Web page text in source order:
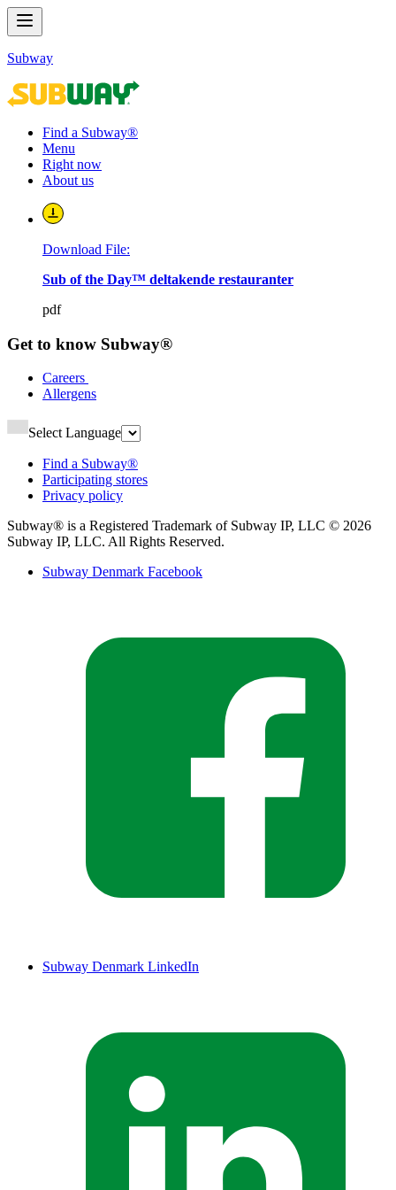
Subway
Find a Subway®
Menu
Right now
About us
Download File:
Sub of the Day™ deltakende restauranter​​​​‌ ‍ ​‍​‍‌‍ ‌ ​‍‌‍‍‌‌‍‌ ‌‍‍‌‌‍ ‍​‍​‍​ ‍‍​‍​‍‌ ​ ‌‍​‌‌‍ ‍‌‍‍‌‌ ‌​‌ ‍‌​‍ ‍‌‍‍‌‌‍ ​‍​‍​‍ ​​‍​‍‌‍‍​‌ ​‍‌‍‌‌‌‍‌‍​‍​‍​ ‍‍​‍​‍‌‍‍​‌ ‌​‌ ‌​‌ ​​‌ ​ ​ ‍‍​‍ ​‍ ‌‍ ‍‌‍ ‌ ​‍‌‍‌​‌‍‍‌‌‍​ ​‍ ‌‌‍​‍‌‍‍‌‌ ‌​‌‍‌‌‌ ​ ​‍ ‌‌‍‌ ‌ ​‍‌‍ ‌ ‌‌‌ ​​​‍ ‌‌ ​ ‌ ‌​‌ ‌‌‌‍‌​‌‍‍‌‌‍ ​‍ ‍‌ ‌‍‌‍‌‌‌ ​‍‌‍​ ‌‍‌‌‌‍ ​​‍ ‍‌‍​‌‌ ​​‌ ​​​‍ ‌‍‍‌‌‍ ‍‌ ‌​‌‍‌‌‌‍ ‍‌ ‌​​‍ ‌‍‌‌‌‍‌​‌‍‍‌‌ ‌​​‍ ‌‍ ‌‌‍ ‌‍‌​‌‍‌‌​ ‌‌ ​​‌ ​‍‌‍‌‌‌ ​ ‌‍‌‌‌‍ ‍‌ ‌​‌‍​‌‌ ‌​‌‍‍‌‌‍ ‌‍ ‍​ ‍ ‌‍‍‌‌‍‌​​ ‌‌‍‌‍‌‍‌​​ ​‍‌‍‌​‌‍‌​‌‍‌‍‌‍‌‍​ ‍​​‍ ‌‌‍​ ‌‍​‍​ ‌‍​ ‌‍​‍ ‌​ ‌​​ ‍​‌‍‌‌​ ​ ​‍ ‌​ ‍‌​ ‍‌​ ‌​​ ​‌​‍ ‌‌‍​‍​ ‌‍​ ​​​ ‍​​ ​ ​ ‌ ‌‍‌​​ ‍​​ ‍​‌‍​‌‌‍‌​‌‍​ ​ ‍ ‌ ‌​‌ ‍‌‌ ​​‌‍‌‌​ ‌‌‍‌​‌‍ ‌ ‌ ‌‍ ‍‌‍ ​‌‍ ‌‍​‌‌‍‌​‌‍​‌‌‍​‍‌‍ ​‌‍‌‌‌​​‌‌ ​ ‌ ​ ‌‍‌‌‌ ‌​​ ‍ ‌ ​​‌‍​‌‌ ‌​‌‍‍​​ ‌‌‍ ​‌‍​‌‌‍​‍‌‍‌‌‌‍ ​​ ‌‍​‍‌‍​‌‌ ​ ‌‍‌‌‌‌‌‌‌ ​‍‌‍ ​​ ‌‌‍‍​‌ ‌​‌ ‌​‌ ​​‌ ​ ​‍‌‌​ ​ ‌​​‌​‍‌‌​ ​‍‌​‌‍​‍‌‌​ ​‍‌​‌‍‌‍ ‍‌‍ ‌ ​‍‌‍‌​‌‍‍‌‌‍​ ​‍ ‌‌‍​‍‌‍‍‌‌ ‌​‌‍‌‌‌ ​ ​‍ ‌‌‍‌ ‌ ​‍‌‍ ‌ ‌‌‌ ​​​‍ ‌‌ ​ ‌ ‌​‌ ‌‌‌‍‌​‌‍‍‌‌‍ ​‍ ‍‌ ‌‍‌‍‌‌‌ ​‍‌‍​ ‌‍‌‌‌‍ ​​‍ ‍‌‍​‌‌ ​​‌ ​​​‍‌‍‌‍‍‌‌‍‌​​ ‌‌‍‌‍‌‍‌​​ ​‍‌‍‌​‌‍‌​‌‍‌‍‌‍‌‍​ ‍​​‍ ‌‌‍​ ‌‍​‍​ ‌‍​ ‌‍​‍ ‌​ ‌​​ ‍​‌‍‌‌​ ​ ​‍ ‌​ ‍‌​ ‍‌​ ‌​​ ​‌​‍ ‌‌‍​‍​ ‌‍​ ​​​ ‍​​ ​ ​ ‌ ‌‍‌​​ ‍​​ ‍​‌‍​‌‌‍‌​‌‍​ ​‍‌‍‌ ‌​‌ ‍‌‌ ​​‌‍‌‌​ ‌‌‍‌​‌‍ ‌ ‌ ‌‍ ‍‌‍ ​‌‍ ‌‍​‌‌‍‌​‌‍​‌‌‍​‍‌‍ ​‌‍‌‌‌​​‌‌ ​ ‌ ​ ‌‍‌‌‌ ‌​​‍‌‍‌ ​​‌‍​‌‌ ‌​‌‍‍​​ ‌‌‍ ​‌‍​‌‌‍​‍‌‍‌‌‌‍ ​​‍‌‍‌ ​​‌‍‌‌‌ ​‍‌ ​ ‌ ​​‌‍‌‌‌‍​ ‌ ‌​‌‍‍‌‌ ‌‍‌‍‌‌​ ‌‌ ​​‌ ‌‌‌‍​‍‌‍ ​‌‍‍‌‌ ​ ‌‍‍​‌‍‌‌‌‍‌​​‍​‍‌ ‌
pdf
Get to know Subway®​​​​‌ ‍ ​‍​‍‌‍ ‌ ​‍‌‍‍‌‌‍‌ ‌‍‍‌‌‍ ‍​‍​‍​ ‍‍​‍​‍‌ ​ ‌‍​‌‌‍ ‍‌‍‍‌‌ ‌​‌ ‍‌​‍ ‍‌‍‍‌‌‍ ​‍​‍​‍ ​​‍​‍‌‍‍​‌ ​‍‌‍‌‌‌‍‌‍​‍​‍​ ‍‍​‍​‍‌‍‍​‌ ‌​‌ ‌​‌ ​​‌ ​ ​ ‍‍​‍ ​‍ ‌‍ ‍‌‍ ‌ ​‍‌‍‌​‌‍‍‌‌‍​ ​‍ ‌‌‍​‍‌‍‍‌‌ ‌​‌‍‌‌‌ ​ ​‍ ‌‌‍‌ ‌ ​‍‌‍ ‌ ‌‌‌ ​​​‍ ‌‌ ​ ‌ ‌​‌ ‌‌‌‍‌​‌‍‍‌‌‍ ​‍ ‍‌ ‌‍‌‍‌‌‌ ​‍‌‍​ ‌‍‌‌‌‍ ​​‍ ‍‌‍​‌‌ ​​‌ ​​​‍ ‌‍‍‌‌‍ ‍‌ ‌​‌‍‌‌‌‍ ‍‌ ‌​​‍ ‌‍‌‌‌‍‌​‌‍‍‌‌ ‌​​‍ ‌‍ ‌‌‍ ‌‍‌​‌‍‌‌​ ‌‌ ​​‌ ​‍‌‍‌‌‌ ​ ‌‍‌‌‌‍ ‍‌ ‌​‌‍​‌‌ ‌​‌‍‍‌‌‍ ‌‍ ‍​ ‍ ‌‍‍‌‌‍‌​​ ‌​ ‌‌‌‍‌‍​ ‌‌‌‍‌‍​ ​‍​ ​ ‌‍​ ​ ​‌​‍ ‌​ ​‍‌‍​ ​ ‌​​ ​​​‍ ‌​ ‌​​ ‌‌‌‍‌​​ ‍​​‍ ‌‌‍​‌‌‍​‌​ ‍​‌‍​‍​‍ ‌​ ‌‍‌‍​‌​ ‍‌‌‍​‌​ ‍​​ ‍‌‌‍‌‍​ ‌​‌‍​‌​ ‌‌​ ​‍‌‍‌‍​ ‍ ‌ ‌​‌ ‍‌‌ ​​‌‍‌‌​ ‌‌ ‌ ‌‍‌‌‌‍​‍‌ ​ ‌‍‍‌‌ ‌​‌‍‌‌‌​‌‍‌‍ ‌‍ ‌ ‌​‌‍‌‌‌ ​‍​ ‍ ‌ ​​‌‍​‌‌ ‌​‌‍‍​​ ‌‌ ‌​‌‍‍‌‌ ‌​‌‍ ​‌‍‌‌​‍‌‌​ ‌‌‌​​‍‌‌ ‌‍‍ ‌‍‌‌‌ ‍‌​‍‌‌​ ​ ‌​‌​​‍‌‌​ ​ ‌​‌​​‍‌‌​ ​‍​ ​‍‌‍‌‌‌‍ ‍​‍‌‌​ ​‍​ ​‍​‍‌‌​ ‌‌‌​‌​​‍ ‍‌ ‌‍‌‍​‌‌‍ ​‌ ‌‌‌‍‌‌​ ‌‍​‍‌‍​‌‌ ​ ‌‍‌‌‌‌‌‌‌ ​‍‌‍ ​​ ‌‌‍‍​‌ ‌​‌ ‌​‌ ​​‌ ​ ​‍‌‌​ ​ ‌​​‌​‍‌‌​ ​‍‌​‌‍​‍‌‌​ ​‍‌​‌‍‌‍ ‍‌‍ ‌ ​‍‌‍‌​‌‍‍‌‌‍​ ​‍ ‌‌‍​‍‌‍‍‌‌ ‌​‌‍‌‌‌ ​ ​‍ ‌‌‍‌ ‌ ​‍‌‍ ‌ ‌‌‌ ​​​‍ ‌‌ ​ ‌ ‌​‌ ‌‌‌‍‌​‌‍‍‌‌‍ ​‍ ‍‌ ‌‍‌‍‌‌‌ ​‍‌‍​ ‌‍‌‌‌‍ ​​‍ ‍‌‍​‌‌ ​​‌ ​​​‍‌‍‌‍‍‌‌‍‌​​ ‌​ ‌‌‌‍‌‍​ ‌‌‌‍‌‍​ ​‍​ ​ ‌‍​ ​ ​‌​‍ ‌​ ​‍‌‍​ ​ ‌​​ ​​​‍ ‌​ ‌​​ ‌‌‌‍‌​​ ‍​​‍ ‌‌‍​‌‌‍​‌​ ‍​‌‍​‍​‍ ‌​ ‌‍‌‍​‌​ ‍‌‌‍​‌​ ‍​​ ‍‌‌‍‌‍​ ‌​‌‍​‌​ ‌‌​ ​‍‌‍‌‍​‍‌‍‌ ‌​‌ ‍‌‌ ​​‌‍‌‌​ ‌‌ ‌ ‌‍‌‌‌‍​‍‌ ​ ‌‍‍‌‌ ‌​‌‍‌‌‌​‌‍‌‍ ‌‍ ‌ ‌​‌‍‌‌‌ ​‍​‍‌‍‌ ​​‌‍​‌‌ ‌​‌‍‍​​ ‌‌ ‌​‌‍‍‌‌ ‌​‌‍ ​‌‍‌‌​‍‌‌​ ‌‌‌​​‍‌‌ ‌‍‍ ‌‍‌‌‌ ‍‌​‍‌‌​ ​ ‌​‌​​‍‌‌​ ​ ‌​‌​​‍‌‌​ ​‍​ ​‍‌‍‌‌‌‍ ‍​‍‌‌​ ​‍​ ​‍​‍‌‌​ ‌‌‌​‌​​‍ ‍‌ ‌‍‌‍​‌‌‍ ​‌ ‌‌‌‍‌‌​‍‌‍‌ ​​‌‍‌‌‌ ​‍‌ ​ ‌ ​​‌‍‌‌‌‍​ ‌ ‌​‌‍‍‌‌ ‌‍‌‍‌‌​ ‌‌ ​​‌ ‌‌‌‍​‍‌‍ ​‌‍‍‌‌ ​ ‌‍‍​‌‍‌‌‌‍‌​​‍​‍‌ ‌
Careers ​​​​‌ ‍ ​‍​‍‌‍ ‌ ​‍‌‍‍‌‌‍‌ ‌‍‍‌‌‍ ‍​‍​‍​ ‍‍​‍​‍‌ ​ ‌‍​‌‌‍ ‍‌‍‍‌‌ ‌​‌ ‍‌​‍ ‍‌‍‍‌‌‍ ​‍​‍​‍ ​​‍​‍‌‍‍​‌ ​‍‌‍‌‌‌‍‌‍​‍​‍​ ‍‍​‍​‍‌‍‍​‌ ‌​‌ ‌​‌ ​​‌ ​ ​ ‍‍​‍ ​‍ ‌‍ ‍‌‍ ‌ ​‍‌‍‌​‌‍‍‌‌‍​ ​‍ ‌‌‍​‍‌‍‍‌‌ ‌​‌‍‌‌‌ ​ ​‍ ‌‌‍‌ ‌ ​‍‌‍ ‌ ‌‌‌ ​​​‍ ‌‌ ​ ‌ ‌​‌ ‌‌‌‍‌​‌‍‍‌‌‍ ​‍ ‍‌ ‌‍‌‍‌‌‌ ​‍‌‍​ ‌‍‌‌‌‍ ​​‍ ‍‌‍​‌‌ ​​‌ ​​​‍ ‌‍‍‌‌‍ ‍‌ ‌​‌‍‌‌‌‍ ‍‌ ‌​​‍ ‌‍‌‌‌‍‌​‌‍‍‌‌ ‌​​‍ ‌‍ ‌‌‍ ‌‍‌​‌‍‌‌​ ‌‌ ​​‌ ​‍‌‍‌‌‌ ​ ‌‍‌‌‌‍ ‍‌ ‌​‌‍​‌‌ ‌​‌‍‍‌‌‍ ‌‍ ‍​ ‍ ‌‍‍‌‌‍‌​​ ‌‌‍‌​​ ‍​​ ​​‌‍‌​​ ​‌‌‍‌‍‌‍​‌​ ‌ ​‍ ‌‌‍​‌​ ​‍​ ‍​​ ‍‌​‍ ‌​ ‌​‌‍‌‌​ ​ ​ ​‌​‍ ‌‌‍​‍​ ​‌‌‍‌​​ ‌‍​‍ ‌​ ‌‍​ ‌​​ ‌‍​ ​‍​ ‌‍​ ‌‌​ ‍​​ ‌ ​ ‌‌​ ​‍​ ‌‍​ ‌‌​ ‍ ‌ ‌​‌ ‍‌‌ ​​‌‍‌‌​ ‌‌ ‌ ‌‍‌‌‌‍​‍‌ ​ ‌‍‍‌‌ ‌​‌‍‌‌‌​ ‍‌‍​‌‌ ‌‍‌‍‍‌‌‍‌ ‌‍​‌‌ ‌​‌‍‍‌‌‍ ‌‍ ‍‌​‍‌‌ ‌​‌‍‌‌‌‍ ‌​ ‍ ‌ ​​‌‍​‌‌ ‌​‌‍‍​​ ‌‌‍ ​‌‍​‌‌‍​‍‌‍‌‌‌‍ ​​‍‌‌​ ‌‌‌​​‍‌‌ ‌‍‍ ‌‍‌‌‌ ‍‌​‍‌‌​ ​ ‌​‌​​‍‌‌​ ​ ‌​‌​​‍‌‌​ ​‍​ ​‍‌‍‌‌‌‍ ‍​‍‌‌​ ​‍​ ​‍​‍‌‌​ ‌‌‌​‌​​‍ ‍‌ ‌‍‌‍​‌‌‍ ​‌ ‌‌‌‍‌‌​ ‌‍​‍‌‍​‌‌ ​ ‌‍‌‌‌‌‌‌‌ ​‍‌‍ ​​ ‌‌‍‍​‌ ‌​‌ ‌​‌ ​​‌ ​ ​‍‌‌​ ​ ‌​​‌​‍‌‌​ ​‍‌​‌‍​‍‌‌​ ​‍‌​‌‍‌‍ ‍‌‍ ‌ ​‍‌‍‌​‌‍‍‌‌‍​ ​‍ ‌‌‍​‍‌‍‍‌‌ ‌​‌‍‌‌‌ ​ ​‍ ‌‌‍‌ ‌ ​‍‌‍ ‌ ‌‌‌ ​​​‍ ‌‌ ​ ‌ ‌​‌ ‌‌‌‍‌​‌‍‍‌‌‍ ​‍ ‍‌ ‌‍‌‍‌‌‌ ​‍‌‍​ ‌‍‌‌‌‍ ​​‍ ‍‌‍​‌‌ ​​‌ ​​​‍‌‍‌‍‍‌‌‍‌​​ ‌‌‍‌​​ ‍​​ ​​‌‍‌​​ ​‌‌‍‌‍‌‍​‌​ ‌ ​‍ ‌‌‍​‌​ ​‍​ ‍​​ ‍‌​‍ ‌​ ‌​‌‍‌‌​ ​ ​ ​‌​‍ ‌‌‍​‍​ ​‌‌‍‌​​ ‌‍​‍ ‌​ ‌‍​ ‌​​ ‌‍​ ​‍​ ‌‍​ ‌‌​ ‍​​ ‌ ​ ‌‌​ ​‍​ ‌‍​ ‌‌​‍‌‍‌ ‌​‌ ‍‌‌ ​​‌‍‌‌​ ‌‌ ‌ ‌‍‌‌‌‍​‍‌ ​ ‌‍‍‌‌ ‌​‌‍‌‌‌​ ‍‌‍​‌‌ ‌‍‌‍‍‌‌‍‌ ‌‍​‌‌ ‌​‌‍‍‌‌‍ ‌‍ ‍‌​‍‌‌ ‌​‌‍‌‌‌‍ ‌​‍‌‍‌ ​​‌‍​‌‌ ‌​‌‍‍​​ ‌‌‍ ​‌‍​‌‌‍​‍‌‍‌‌‌‍ ​​‍‌‌​ ‌‌‌​​‍‌‌ ‌‍‍ ‌‍‌‌‌ ‍‌​‍‌‌​ ​ ‌​‌​​‍‌‌​ ​ ‌​‌​​‍‌‌​ ​‍​ ​‍‌‍‌‌‌‍ ‍​‍‌‌​ ​‍​ ​‍​‍‌‌​ ‌‌‌​‌​​‍ ‍‌ ‌‍‌‍​‌‌‍ ​‌ ‌‌‌‍‌‌​‍‌‍‌ ​​‌‍‌‌‌ ​‍‌ ​ ‌ ​​‌‍‌‌‌‍​ ‌ ‌​‌‍‍‌‌ ‌‍‌‍‌‌​ ‌‌ ​​‌ ‌‌‌‍​‍‌‍ ​‌‍‍‌‌ ​ ‌‍‍​‌‍‌‌‌‍‌​​‍​‍‌ ‌
Allergens​​​​‌ ‍ ​‍​‍‌‍ ‌ ​‍‌‍‍‌‌‍‌ ‌‍‍‌‌‍ ‍​‍​‍​ ‍‍​‍​‍‌ ​ ‌‍​‌‌‍ ‍‌‍‍‌‌ ‌​‌ ‍‌​‍ ‍‌‍‍‌‌‍ ​‍​‍​‍ ​​‍​‍‌‍‍​‌ ​‍‌‍‌‌‌‍‌‍​‍​‍​ ‍‍​‍​‍‌‍‍​‌ ‌​‌ ‌​‌ ​​‌ ​ ​ ‍‍​‍ ​‍ ‌‍ ‍‌‍ ‌ ​‍‌‍‌​‌‍‍‌‌‍​ ​‍ ‌‌‍​‍‌‍‍‌‌ ‌​‌‍‌‌‌ ​ ​‍ ‌‌‍‌ ‌ ​‍‌‍ ‌ ‌‌‌ ​​​‍ ‌‌ ​ ‌ ‌​‌ ‌‌‌‍‌​‌‍‍‌‌‍ ​‍ ‍‌ ‌‍‌‍‌‌‌ ​‍‌‍​ ‌‍‌‌‌‍ ​​‍ ‍‌‍​‌‌ ​​‌ ​​​‍ ‌‍‍‌‌‍ ‍‌ ‌​‌‍‌‌‌‍ ‍‌ ‌​​‍ ‌‍‌‌‌‍‌​‌‍‍‌‌ ‌​​‍ ‌‍ ‌‌‍ ‌‍‌​‌‍‌‌​ ‌‌ ​​‌ ​‍‌‍‌‌‌ ​ ‌‍‌‌‌‍ ‍‌ ‌​‌‍​‌‌ ‌​‌‍‍‌‌‍ ‌‍ ‍​ ‍ ‌‍‍‌‌‍‌​​ ‌​ ‌​​ ‍​​ ‌ ‌‍​‍​ ‌​​ ​‌​ ​​‌‍‌​​‍ ‌‌‍‌​​ ‍​‌‍​‍‌‍​‍​‍ ‌​ ‌​‌‍‌‍​ ​​​ ‌​​‍ ‌‌‍​‍​ ‌ ​ ‌ ​ ​ ​‍ ‌​ ‌‍​ ‍‌‌‍‌‍​ ‌​​ ‍​‌‍​ ​ ​‌‌‍‌‍‌‍​ ‌‍‌‍​ ‌‍​ ‌‌​ ‍ ‌ ‌​‌ ‍‌‌ ​​‌‍‌‌​ ‌‌ ‌ ‌‍‌‌‌‍​‍‌ ​ ‌‍‍‌‌ ‌​‌‍‌‌‌​ ‍‌‍​‌‌ ‌‍‌‍‍‌‌‍‌ ‌‍​‌‌ ‌​‌‍‍‌‌‍ ‌‍ ‍‌​‍‌‌ ‌​‌‍‌‌‌‍ ‌​ ‍ ‌ ​​‌‍​‌‌ ‌​‌‍‍​​ ‌‌‍ ​‌‍​‌‌‍​‍‌‍‌‌‌‍ ​​‍‌‌​ ‌‌‌​​‍‌‌ ‌‍‍ ‌‍‌‌‌ ‍‌​‍‌‌​ ​ ‌​‌​​‍‌‌​ ​ ‌​‌​​‍‌‌​ ​‍​ ​‍‌‍‌‌‌‍ ‍​‍‌‌​ ​‍​ ​‍​‍‌‌​ ‌‌‌​‌​​‍ ‍‌ ‌‍‌‍​‌‌‍ ​‌ ‌‌‌‍‌‌​ ‌‍​‍‌‍​‌‌ ​ ‌‍‌‌‌‌‌‌‌ ​‍‌‍ ​​ ‌‌‍‍​‌ ‌​‌ ‌​‌ ​​‌ ​ ​‍‌‌​ ​ ‌​​‌​‍‌‌​ ​‍‌​‌‍​‍‌‌​ ​‍‌​‌‍‌‍ ‍‌‍ ‌ ​‍‌‍‌​‌‍‍‌‌‍​ ​‍ ‌‌‍​‍‌‍‍‌‌ ‌​‌‍‌‌‌ ​ ​‍ ‌‌‍‌ ‌ ​‍‌‍ ‌ ‌‌‌ ​​​‍ ‌‌ ​ ‌ ‌​‌ ‌‌‌‍‌​‌‍‍‌‌‍ ​‍ ‍‌ ‌‍‌‍‌‌‌ ​‍‌‍​ ‌‍‌‌‌‍ ​​‍ ‍‌‍​‌‌ ​​‌ ​​​‍‌‍‌‍‍‌‌‍‌​​ ‌​ ‌​​ ‍​​ ‌ ‌‍​‍​ ‌​​ ​‌​ ​​‌‍‌​​‍ ‌‌‍‌​​ ‍​‌‍​‍‌‍​‍​‍ ‌​ ‌​‌‍‌‍​ ​​​ ‌​​‍ ‌‌‍​‍​ ‌ ​ ‌ ​ ​ ​‍ ‌​ ‌‍​ ‍‌‌‍‌‍​ ‌​​ ‍​‌‍​ ​ ​‌‌‍‌‍‌‍​ ‌‍‌‍​ ‌‍​ ‌‌​‍‌‍‌ ‌​‌ ‍‌‌ ​​‌‍‌‌​ ‌‌ ‌ ‌‍‌‌‌‍​‍‌ ​ ‌‍‍‌‌ ‌​‌‍‌‌‌​ ‍‌‍​‌‌ ‌‍‌‍‍‌‌‍‌ ‌‍​‌‌ ‌​‌‍‍‌‌‍ ‌‍ ‍‌​‍‌‌ ‌​‌‍‌‌‌‍ ‌​‍‌‍‌ ​​‌‍​‌‌ ‌​‌‍‍​​ ‌‌‍ ​‌‍​‌‌‍​‍‌‍‌‌‌‍ ​​‍‌‌​ ‌‌‌​​‍‌‌ ‌‍‍ ‌‍‌‌‌ ‍‌​‍‌‌​ ​ ‌​‌​​‍‌‌​ ​ ‌​‌​​‍‌‌​ ​‍​ ​‍‌‍‌‌‌‍ ‍​‍‌‌​ ​‍​ ​‍​‍‌‌​ ‌‌‌​‌​​‍ ‍‌ ‌‍‌‍​‌‌‍ ​‌ ‌‌‌‍‌‌​‍‌‍‌ ​​‌‍‌‌‌ ​‍‌ ​ ‌ ​​‌‍‌‌‌‍​ ‌ ‌​‌‍‍‌‌ ‌‍‌‍‌‌​ ‌‌ ​​‌ ‌‌‌‍​‍‌‍ ​‌‍‍‌‌ ​ ‌‍‍​‌‍‌‌‌‍‌​​‍​‍‌ ‌
Select Language
Find a Subway®​​​​‌ ‍ ​‍​‍‌‍ ‌ ​‍‌‍‍‌‌‍‌ ‌‍‍‌‌‍ ‍​‍​‍​ ‍‍​‍​‍‌ ​ ‌‍​‌‌‍ ‍‌‍‍‌‌ ‌​‌ ‍‌​‍ ‍‌‍‍‌‌‍ ​‍​‍​‍ ​​‍​‍‌‍‍​‌ ​‍‌‍‌‌‌‍‌‍​‍​‍​ ‍‍​‍​‍‌‍‍​‌ ‌​‌ ‌​‌ ​​‌ ​ ​ ‍‍​‍ ​‍ ‌‍ ‍‌‍ ‌ ​‍‌‍‌​‌‍‍‌‌‍​ ​‍ ‌‌‍​‍‌‍‍‌‌ ‌​‌‍‌‌‌ ​ ​‍ ‌‌‍‌ ‌ ​‍‌‍ ‌ ‌‌‌ ​​​‍ ‌‌ ​ ‌ ‌​‌ ‌‌‌‍‌​‌‍‍‌‌‍ ​‍ ‍‌ ‌‍‌‍‌‌‌ ​‍‌‍​ ‌‍‌‌‌‍ ​​‍ ‍‌‍​‌‌ ​​‌ ​​​‍ ‌‍‍‌‌‍ ‍‌ ‌​‌‍‌‌‌‍ ‍‌ ‌​​‍ ‌‍‌‌‌‍‌​‌‍‍‌‌ ‌​​‍ ‌‍ ‌‌‍ ‌‍‌​‌‍‌‌​ ‌‌ ​​‌ ​‍‌‍‌‌‌ ​ ‌‍‌‌‌‍ ‍‌ ‌​‌‍​‌‌ ‌​‌‍‍‌‌‍ ‌‍ ‍​ ‍ ‌‍‍‌‌‍‌​​ ‌‌‍​‍​ ​‌​ ‌​​ ‌‍​ ‌ ​ ‍​​ ‍​​ ​‍​‍ ‌​ ‌‍​ ‌‌​ ‌​‌‍‌‍​‍ ‌​ ‌​​ ‌‍​ ​‌​ ‌‍​‍ ‌​ ‍‌​ ‍‌​ ‌‌​ ‌‌​‍ ‌‌‍‌‍​ ‍​‌‍​‍‌‍‌​​ ‍‌​ ​‌‌‍​‍​ ‍​​ ‍​‌‍‌‌​ ​ ​ ‍​​ ‍ ‌ ‌​‌ ‍‌‌ ​​‌‍‌‌​ ‌‌ ‌ ‌‍‌‌‌‍​‍‌ ​ ‌‍‍‌‌ ‌​‌‍‌‌‌​ ‍‌‍​‌‌ ‌‍‌‍‍‌‌‍‌ ‌‍​‌‌ ‌​‌‍‍‌‌‍ ‌‍ ‍‌​‍‌‌ ‌​‌‍‌‌‌‍ ‌​ ‍ ‌ ​​‌‍​‌‌ ‌​‌‍‍​​ ‌‌‍ ​‌‍​‌‌‍​‍‌‍‌‌‌‍ ​​‍‌‌​ ‌‌‌​​‍‌‌ ‌‍‍ ‌‍‌‌‌ ‍‌​‍‌‌​ ​ ‌​‌​​‍‌‌​ ​ ‌​‌​​‍‌‌​ ​‍​ ​‍‌‍‌‌‌‍ ‍​‍‌‌​ ​‍​ ​‍​‍‌‌​ ‌‌‌​‌​​‍ ‍‌ ‌‍‌‍​‌‌‍ ​‌ ‌‌‌‍‌‌​ ‌‍​‍‌‍​‌‌ ​ ‌‍‌‌‌‌‌‌‌ ​‍‌‍ ​​ ‌‌‍‍​‌ ‌​‌ ‌​‌ ​​‌ ​ ​‍‌‌​ ​ ‌​​‌​‍‌‌​ ​‍‌​‌‍​‍‌‌​ ​‍‌​‌‍‌‍ ‍‌‍ ‌ ​‍‌‍‌​‌‍‍‌‌‍​ ​‍ ‌‌‍​‍‌‍‍‌‌ ‌​‌‍‌‌‌ ​ ​‍ ‌‌‍‌ ‌ ​‍‌‍ ‌ ‌‌‌ ​​​‍ ‌‌ ​ ‌ ‌​‌ ‌‌‌‍‌​‌‍‍‌‌‍ ​‍ ‍‌ ‌‍‌‍‌‌‌ ​‍‌‍​ ‌‍‌‌‌‍ ​​‍ ‍‌‍​‌‌ ​​‌ ​​​‍‌‍‌‍‍‌‌‍‌​​ ‌‌‍​‍​ ​‌​ ‌​​ ‌‍​ ‌ ​ ‍​​ ‍​​ ​‍​‍ ‌​ ‌‍​ ‌‌​ ‌​‌‍‌‍​‍ ‌​ ‌​​ ‌‍​ ​‌​ ‌‍​‍ ‌​ ‍‌​ ‍‌​ ‌‌​ ‌‌​‍ ‌‌‍‌‍​ ‍​‌‍​‍‌‍‌​​ ‍‌​ ​‌‌‍​‍​ ‍​​ ‍​‌‍‌‌​ ​ ​ ‍​​‍‌‍‌ ‌​‌ ‍‌‌ ​​‌‍‌‌​ ‌‌ ‌ ‌‍‌‌‌‍​‍‌ ​ ‌‍‍‌‌ ‌​‌‍‌‌‌​ ‍‌‍​‌‌ ‌‍‌‍‍‌‌‍‌ ‌‍​‌‌ ‌​‌‍‍‌‌‍ ‌‍ ‍‌​‍‌‌ ‌​‌‍‌‌‌‍ ‌​‍‌‍‌ ​​‌‍​‌‌ ‌​‌‍‍​​ ‌‌‍ ​‌‍​‌‌‍​‍‌‍‌‌‌‍ ​​‍‌‌​ ‌‌‌​​‍‌‌ ‌‍‍ ‌‍‌‌‌ ‍‌​‍‌‌​ ​ ‌​‌​​‍‌‌​ ​ ‌​‌​​‍‌‌​ ​‍​ ​‍‌‍‌‌‌‍ ‍​‍‌‌​ ​‍​ ​‍​‍‌‌​ ‌‌‌​‌​​‍ ‍‌ ‌‍‌‍​‌‌‍ ​‌ ‌‌‌‍‌‌​‍‌‍‌ ​​‌‍‌‌‌ ​‍‌ ​ ‌ ​​‌‍‌‌‌‍​ ‌ ‌​‌‍‍‌‌ ‌‍‌‍‌‌​ ‌‌ ​​‌ ‌‌‌‍​‍‌‍ ​‌‍‍‌‌ ​ ‌‍‍​‌‍‌‌‌‍‌​​‍​‍‌ ‌
Participating stores​​​​‌ ‍ ​‍​‍‌‍ ‌ ​‍‌‍‍‌‌‍‌ ‌‍‍‌‌‍ ‍​‍​‍​ ‍‍​‍​‍‌ ​ ‌‍​‌‌‍ ‍‌‍‍‌‌ ‌​‌ ‍‌​‍ ‍‌‍‍‌‌‍ ​‍​‍​‍ ​​‍​‍‌‍‍​‌ ​‍‌‍‌‌‌‍‌‍​‍​‍​ ‍‍​‍​‍‌‍‍​‌ ‌​‌ ‌​‌ ​​‌ ​ ​ ‍‍​‍ ​‍ ‌‍ ‍‌‍ ‌ ​‍‌‍‌​‌‍‍‌‌‍​ ​‍ ‌‌‍​‍‌‍‍‌‌ ‌​‌‍‌‌‌ ​ ​‍ ‌‌‍‌ ‌ ​‍‌‍ ‌ ‌‌‌ ​​​‍ ‌‌ ​ ‌ ‌​‌ ‌‌‌‍‌​‌‍‍‌‌‍ ​‍ ‍‌ ‌‍‌‍‌‌‌ ​‍‌‍​ ‌‍‌‌‌‍ ​​‍ ‍‌‍​‌‌ ​​‌ ​​​‍ ‌‍‍‌‌‍ ‍‌ ‌​‌‍‌‌‌‍ ‍‌ ‌​​‍ ‌‍‌‌‌‍‌​‌‍‍‌‌ ‌​​‍ ‌‍ ‌‌‍ ‌‍‌​‌‍‌‌​ ‌‌ ​​‌ ​‍‌‍‌‌‌ ​ ‌‍‌‌‌‍ ‍‌ ‌​‌‍​‌‌ ‌​‌‍‍‌‌‍ ‌‍ ‍​ ‍ ‌‍‍‌‌‍‌​​ ‌​ ​‍​ ​ ‌‍‌‍​ ‌ ‌‍‌​‌‍‌‌‌‍​‌‌‍​‌​‍ ‌​ ‍‌​ ‍‌​ ​​​ ‍​​‍ ‌​ ‌​‌‍​ ‌‍​‍​ ‌‌​‍ ‌‌‍​‌​ ​​‌‍‌‌​ ‌​​‍ ‌​ ​‌‌‍​ ​ ‌ ​ ‍​‌‍‌‌​ ‌‍‌‍‌​‌‍​‍​ ​​‌‍​‌​ ‌‍​ ‍​​ ‍ ‌ ‌​‌ ‍‌‌ ​​‌‍‌‌​ ‌‌ ‌ ‌‍‌‌‌‍​‍‌ ​ ‌‍‍‌‌ ‌​‌‍‌‌‌​ ‍‌‍​‌‌ ‌‍‌‍‍‌‌‍‌ ‌‍​‌‌ ‌​‌‍‍‌‌‍ ‌‍ ‍‌​‍‌‌ ‌​‌‍‌‌‌‍ ‌​ ‍ ‌ ​​‌‍​‌‌ ‌​‌‍‍​​ ‌‌‍ ​‌‍​‌‌‍​‍‌‍‌‌‌‍ ​​‍‌‌​ ‌‌‌​​‍‌‌ ‌‍‍ ‌‍‌‌‌ ‍‌​‍‌‌​ ​ ‌​‌​​‍‌‌​ ​ ‌​‌​​‍‌‌​ ​‍​ ​‍‌‍‌‌‌‍ ‍​‍‌‌​ ​‍​ ​‍​‍‌‌​ ‌‌‌​‌​​‍ ‍‌ ‌‍‌‍​‌‌‍ ​‌ ‌‌‌‍‌‌​ ‌‍​‍‌‍​‌‌ ​ ‌‍‌‌‌‌‌‌‌ ​‍‌‍ ​​ ‌‌‍‍​‌ ‌​‌ ‌​‌ ​​‌ ​ ​‍‌‌​ ​ ‌​​‌​‍‌‌​ ​‍‌​‌‍​‍‌‌​ ​‍‌​‌‍‌‍ ‍‌‍ ‌ ​‍‌‍‌​‌‍‍‌‌‍​ ​‍ ‌‌‍​‍‌‍‍‌‌ ‌​‌‍‌‌‌ ​ ​‍ ‌‌‍‌ ‌ ​‍‌‍ ‌ ‌‌‌ ​​​‍ ‌‌ ​ ‌ ‌​‌ ‌‌‌‍‌​‌‍‍‌‌‍ ​‍ ‍‌ ‌‍‌‍‌‌‌ ​‍‌‍​ ‌‍‌‌‌‍ ​​‍ ‍‌‍​‌‌ ​​‌ ​​​‍‌‍‌‍‍‌‌‍‌​​ ‌​ ​‍​ ​ ‌‍‌‍​ ‌ ‌‍‌​‌‍‌‌‌‍​‌‌‍​‌​‍ ‌​ ‍‌​ ‍‌​ ​​​ ‍​​‍ ‌​ ‌​‌‍​ ‌‍​‍​ ‌‌​‍ ‌‌‍​‌​ ​​‌‍‌‌​ ‌​​‍ ‌​ ​‌‌‍​ ​ ‌ ​ ‍​‌‍‌‌​ ‌‍‌‍‌​‌‍​‍​ ​​‌‍​‌​ ‌‍​ ‍​​‍‌‍‌ ‌​‌ ‍‌‌ ​​‌‍‌‌​ ‌‌ ‌ ‌‍‌‌‌‍​‍‌ ​ ‌‍‍‌‌ ‌​‌‍‌‌‌​ ‍‌‍​‌‌ ‌‍‌‍‍‌‌‍‌ ‌‍​‌‌ ‌​‌‍‍‌‌‍ ‌‍ ‍‌​‍‌‌ ‌​‌‍‌‌‌‍ ‌​‍‌‍‌ ​​‌‍​‌‌ ‌​‌‍‍​​ ‌‌‍ ​‌‍​‌‌‍​‍‌‍‌‌‌‍ ​​‍‌‌​ ‌‌‌​​‍‌‌ ‌‍‍ ‌‍‌‌‌ ‍‌​‍‌‌​ ​ ‌​‌​​‍‌‌​ ​ ‌​‌​​‍‌‌​ ​‍​ ​‍‌‍‌‌‌‍ ‍​‍‌‌​ ​‍​ ​‍​‍‌‌​ ‌‌‌​‌​​‍ ‍‌ ‌‍‌‍​‌‌‍ ​‌ ‌‌‌‍‌‌​‍‌‍‌ ​​‌‍‌‌‌ ​‍‌ ​ ‌ ​​‌‍‌‌‌‍​ ‌ ‌​‌‍‍‌‌ ‌‍‌‍‌‌​ ‌‌ ​​‌ ‌‌‌‍​‍‌‍ ​‌‍‍‌‌ ​ ‌‍‍​‌‍‌‌‌‍‌​​‍​‍‌ ‌
Privacy policy​​​​‌ ‍ ​‍​‍‌‍ ‌ ​‍‌‍‍‌‌‍‌ ‌‍‍‌‌‍ ‍​‍​‍​ ‍‍​‍​‍‌ ​ ‌‍​‌‌‍ ‍‌‍‍‌‌ ‌​‌ ‍‌​‍ ‍‌‍‍‌‌‍ ​‍​‍​‍ ​​‍​‍‌‍‍​‌ ​‍‌‍‌‌‌‍‌‍​‍​‍​ ‍‍​‍​‍‌‍‍​‌ ‌​‌ ‌​‌ ​​‌ ​ ​ ‍‍​‍ ​‍ ‌‍ ‍‌‍ ‌ ​‍‌‍‌​‌‍‍‌‌‍​ ​‍ ‌‌‍​‍‌‍‍‌‌ ‌​‌‍‌‌‌ ​ ​‍ ‌‌‍‌ ‌ ​‍‌‍ ‌ ‌‌‌ ​​​‍ ‌‌ ​ ‌ ‌​‌ ‌‌‌‍‌​‌‍‍‌‌‍ ​‍ ‍‌ ‌‍‌‍‌‌‌ ​‍‌‍​ ‌‍‌‌‌‍ ​​‍ ‍‌‍​‌‌ ​​‌ ​​​‍ ‌‍‍‌‌‍ ‍‌ ‌​‌‍‌‌‌‍ ‍‌ ‌​​‍ ‌‍‌‌‌‍‌​‌‍‍‌‌ ‌​​‍ ‌‍ ‌‌‍ ‌‍‌​‌‍‌‌​ ‌‌ ​​‌ ​‍‌‍‌‌‌ ​ ‌‍‌‌‌‍ ‍‌ ‌​‌‍​‌‌ ‌​‌‍‍‌‌‍ ‌‍ ‍​ ‍ ‌‍‍‌‌‍‌​​ ‌​ ​​​ ​ ​ ‌​‌‍​‍​ ‍‌​ ‌ ​ ​‍‌‍‌‌​‍ ‌​ ​​​ ​​‌‍​‌‌‍‌‍​‍ ‌​ ‌​​ ​ ​ ‌‍​ ‌‌​‍ ‌‌‍​‌‌‍​‌‌‍​‍​ ‌​​‍ ‌‌‍‌​‌‍​‌​ ‍‌​ ​‌​ ​ ‌‍​‌​ ‌‌‌‍‌‌​ ​‌‌‍‌‍​ ‍​‌‍‌‌​ ‍ ‌ ‌​‌ ‍‌‌ ​​‌‍‌‌​ ‌‌ ‌ ‌‍‌‌‌‍​‍‌ ​ ‌‍‍‌‌ ‌​‌‍‌‌‌​ ‍‌‍​‌‌ ‌‍‌‍‍‌‌‍‌ ‌‍​‌‌ ‌​‌‍‍‌‌‍ ‌‍ ‍‌​‍‌‌ ‌​‌‍‌‌‌‍ ‌​ ‍ ‌ ​​‌‍​‌‌ ‌​‌‍‍​​ ‌‌‍ ​‌‍​‌‌‍​‍‌‍‌‌‌‍ ​​‍‌‌​ ‌‌‌​​‍‌‌ ‌‍‍ ‌‍‌‌‌ ‍‌​‍‌‌​ ​ ‌​‌​​‍‌‌​ ​ ‌​‌​​‍‌‌​ ​‍​ ​‍‌‍‌‌‌‍ ‍​‍‌‌​ ​‍​ ​‍​‍‌‌​ ‌‌‌​‌​​‍ ‍‌ ‌‍‌‍​‌‌‍ ​‌ ‌‌‌‍‌‌​ ‌‍​‍‌‍​‌‌ ​ ‌‍‌‌‌‌‌‌‌ ​‍‌‍ ​​ ‌‌‍‍​‌ ‌​‌ ‌​‌ ​​‌ ​ ​‍‌‌​ ​ ‌​​‌​‍‌‌​ ​‍‌​‌‍​‍‌‌​ ​‍‌​‌‍‌‍ ‍‌‍ ‌ ​‍‌‍‌​‌‍‍‌‌‍​ ​‍ ‌‌‍​‍‌‍‍‌‌ ‌​‌‍‌‌‌ ​ ​‍ ‌‌‍‌ ‌ ​‍‌‍ ‌ ‌‌‌ ​​​‍ ‌‌ ​ ‌ ‌​‌ ‌‌‌‍‌​‌‍‍‌‌‍ ​‍ ‍‌ ‌‍‌‍‌‌‌ ​‍‌‍​ ‌‍‌‌‌‍ ​​‍ ‍‌‍​‌‌ ​​‌ ​​​‍‌‍‌‍‍‌‌‍‌​​ ‌​ ​​​ ​ ​ ‌​‌‍​‍​ ‍‌​ ‌ ​ ​‍‌‍‌‌​‍ ‌​ ​​​ ​​‌‍​‌‌‍‌‍​‍ ‌​ ‌​​ ​ ​ ‌‍​ ‌‌​‍ ‌‌‍​‌‌‍​‌‌‍​‍​ ‌​​‍ ‌‌‍‌​‌‍​‌​ ‍‌​ ​‌​ ​ ‌‍​‌​ ‌‌‌‍‌‌​ ​‌‌‍‌‍​ ‍​‌‍‌‌​‍‌‍‌ ‌​‌ ‍‌‌ ​​‌‍‌‌​ ‌‌ ‌ ‌‍‌‌‌‍​‍‌ ​ ‌‍‍‌‌ ‌​‌‍‌‌‌​ ‍‌‍​‌‌ ‌‍‌‍‍‌‌‍‌ ‌‍​‌‌ ‌​‌‍‍‌‌‍ ‌‍ ‍‌​‍‌‌ ‌​‌‍‌‌‌‍ ‌​‍‌‍‌ ​​‌‍​‌‌ ‌​‌‍‍​​ ‌‌‍ ​‌‍​‌‌‍​‍‌‍‌‌‌‍ ​​‍‌‌​ ‌‌‌​​‍‌‌ ‌‍‍ ‌‍‌‌‌ ‍‌​‍‌‌​ ​ ‌​‌​​‍‌‌​ ​ ‌​‌​​‍‌‌​ ​‍​ ​‍‌‍‌‌‌‍ ‍​‍‌‌​ ​‍​ ​‍​‍‌‌​ ‌‌‌​‌​​‍ ‍‌ ‌‍‌‍​‌‌‍ ​‌ ‌‌‌‍‌‌​‍‌‍‌ ​​‌‍‌‌‌ ​‍‌ ​ ‌ ​​‌‍‌‌‌‍​ ‌ ‌​‌‍‍‌‌ ‌‍‌‍‌‌​ ‌‌ ​​‌ ‌‌‌‍​‍‌‍ ​‌‍‍‌‌ ​ ‌‍‍​‌‍‌‌‌‍‌​​‍​‍‌ ‌
Subway® is a Registered Trademark of Subway IP, LLC © 2026
Subway IP, LLC. All Rights Reserved.​​​​‌ ‍ ​‍​‍‌‍ ‌ ​‍‌‍‍‌‌‍‌ ‌‍‍‌‌‍ ‍​‍​‍​ ‍‍​‍​‍‌ ​ ‌‍​‌‌‍ ‍‌‍‍‌‌ ‌​‌ ‍‌​‍ ‍‌‍‍‌‌‍ ​‍​‍​‍ ​​‍​‍‌‍‍​‌ ​‍‌‍‌‌‌‍‌‍​‍​‍​ ‍‍​‍​‍‌‍‍​‌ ‌​‌ ‌​‌ ​​‌ ​ ​ ‍‍​‍ ​‍ ‌‍ ‍‌‍ ‌ ​‍‌‍‌​‌‍‍‌‌‍​ ​‍ ‌‌‍​‍‌‍‍‌‌ ‌​‌‍‌‌‌ ​ ​‍ ‌‌‍‌ ‌ ​‍‌‍ ‌ ‌‌‌ ​​​‍ ‌‌ ​ ‌ ‌​‌ ‌‌‌‍‌​‌‍‍‌‌‍ ​‍ ‍‌ ‌‍‌‍‌‌‌ ​‍‌‍​ ‌‍‌‌‌‍ ​​‍ ‍‌‍​‌‌ ​​‌ ​​​‍ ‌‍‍‌‌‍ ‍‌ ‌​‌‍‌‌‌‍ ‍‌ ‌​​‍ ‌‍‌‌‌‍‌​‌‍‍‌‌ ‌​​‍ ‌‍ ‌‌‍ ‌‍‌​‌‍‌‌​ ‌‌ ​​‌ ​‍‌‍‌‌‌ ​ ‌‍‌‌‌‍ ‍‌ ‌​‌‍​‌‌ ‌​‌‍‍‌‌‍ ‌‍ ‍​ ‍ ‌‍‍‌‌‍‌​​ ‌​ ‌‌‌‍‌‍​ ‌‌‌‍‌‍​ ​‍​ ​ ‌‍​ ​ ​‌​‍ ‌​ ​‍‌‍​ ​ ‌​​ ​​​‍ ‌​ ‌​​ ‌‌‌‍‌​​ ‍​​‍ ‌‌‍​‌‌‍​‌​ ‍​‌‍​‍​‍ ‌​ ‌‍‌‍​‌​ ‍‌‌‍​‌​ ‍​​ ‍‌‌‍‌‍​ ‌​‌‍​‌​ ‌‌​ ​‍‌‍‌‍​ ‍ ‌ ‌​‌ ‍‌‌ ​​‌‍‌‌​ ‌‌ ‌ ‌‍‌‌‌‍​‍‌ ​ ‌‍‍‌‌ ‌​‌‍‌‌‌​‌‍‌‍ ‌‍ ‌ ‌​‌‍‌‌‌ ​‍​ ‍ ‌ ​​‌‍​‌‌ ‌​‌‍‍​​ ‌‌‍​ ‌‍ ‌ ​​‌ ‍‌‌ ​‍‌‍‍‌‌‍‌ ‌‍‍​‌ ‌​‌​ ‍‌‍ ‌ ‌​‌‍‍‌‌‍​ ‌‍‌‌​‍‌‌​ ‌‌‌​​‍‌‌ ‌‍‍ ‌‍‌‌‌ ‍‌​‍‌‌​ ​ ‌​‌​​‍‌‌​ ​ ‌​‌​​‍‌‌​ ​‍​ ​‍‌‍‌‌‌‍ ‍​‍‌‌​ ​‍​ ​‍​‍‌‌​ ‌‌‌​‌​​‍ ‍‌ ‌‍‌‍​‌‌‍ ​‌ ‌‌‌‍‌‌​ ‌‍​‍‌‍​‌‌ ​ ‌‍‌‌‌‌‌‌‌ ​‍‌‍ ​​ ‌‌‍‍​‌ ‌​‌ ‌​‌ ​​‌ ​ ​‍‌‌​ ​ ‌​​‌​‍‌‌​ ​‍‌​‌‍​‍‌‌​ ​‍‌​‌‍‌‍ ‍‌‍ ‌ ​‍‌‍‌​‌‍‍‌‌‍​ ​‍ ‌‌‍​‍‌‍‍‌‌ ‌​‌‍‌‌‌ ​ ​‍ ‌‌‍‌ ‌ ​‍‌‍ ‌ ‌‌‌ ​​​‍ ‌‌ ​ ‌ ‌​‌ ‌‌‌‍‌​‌‍‍‌‌‍ ​‍ ‍‌ ‌‍‌‍‌‌‌ ​‍‌‍​ ‌‍‌‌‌‍ ​​‍ ‍‌‍​‌‌ ​​‌ ​​​‍‌‍‌‍‍‌‌‍‌​​ ‌​ ‌‌‌‍‌‍​ ‌‌‌‍‌‍​ ​‍​ ​ ‌‍​ ​ ​‌​‍ ‌​ ​‍‌‍​ ​ ‌​​ ​​​‍ ‌​ ‌​​ ‌‌‌‍‌​​ ‍​​‍ ‌‌‍​‌‌‍​‌​ ‍​‌‍​‍​‍ ‌​ ‌‍‌‍​‌​ ‍‌‌‍​‌​ ‍​​ ‍‌‌‍‌‍​ ‌​‌‍​‌​ ‌‌​ ​‍‌‍‌‍​‍‌‍‌ ‌​‌ ‍‌‌ ​​‌‍‌‌​ ‌‌ ‌ ‌‍‌‌‌‍​‍‌ ​ ‌‍‍‌‌ ‌​‌‍‌‌‌​‌‍‌‍ ‌‍ ‌ ‌​‌‍‌‌‌ ​‍​‍‌‍‌ ​​‌‍​‌‌ ‌​‌‍‍​​ ‌‌‍​ ‌‍ ‌ ​​‌ ‍‌‌ ​‍‌‍‍‌‌‍‌ ‌‍‍​‌ ‌​‌​ ‍‌‍ ‌ ‌​‌‍‍‌‌‍​ ‌‍‌‌​‍‌‌​ ‌‌‌​​‍‌‌ ‌‍‍ ‌‍‌‌‌ ‍‌​‍‌‌​ ​ ‌​‌​​‍‌‌​ ​ ‌​‌​​‍‌‌​ ​‍​ ​‍‌‍‌‌‌‍ ‍​‍‌‌​ ​‍​ ​‍​‍‌‌​ ‌‌‌​‌​​‍ ‍‌ ‌‍‌‍​‌‌‍ ​‌ ‌‌‌‍‌‌​‍‌‍‌ ​​‌‍‌‌‌ ​‍‌ ​ ‌ ​​‌‍‌‌‌‍​ ‌ ‌​‌‍‍‌‌ ‌‍‌‍‌‌​ ‌‌ ​​‌ ‌‌‌‍​‍‌‍ ​‌‍‍‌‌ ​ ‌‍‍​‌‍‌‌‌‍‌​​‍​‍‌ ‌
Subway Denmark Facebook
Subway Denmark LinkedIn